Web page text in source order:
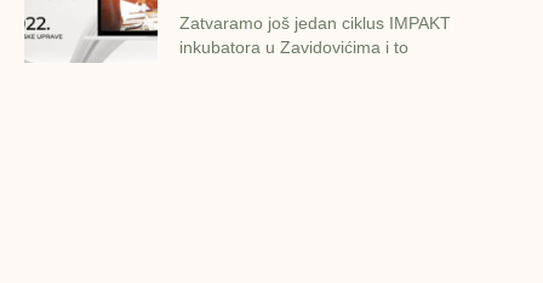
Zatvaramo još jedan ciklus IMPAKT
inkubatora u Zavidovićima i to